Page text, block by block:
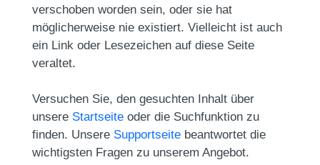
verschoben worden sein, oder sie hat
möglicherweise nie existiert. Vielleicht ist auch
ein Link oder Lesezeichen auf diese Seite
veraltet.
Versuchen Sie, den gesuchten Inhalt über
unsere Startseite oder die Suchfunktion zu
finden. Unsere Supportseite beantwortet die
wichtigsten Fragen zu unserem Angebot.